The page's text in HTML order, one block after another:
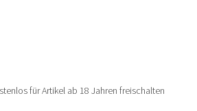
für Artikel ab 18 Jahren freischalten